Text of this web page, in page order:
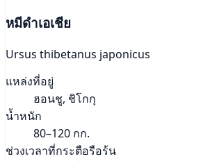
หมีดำเอเชีย
Ursus thibetanus japonicus
แหล่งที่อยู่
ฮอนชู, ชิโกกุ
น้ำหนัก
80–120 กก.
ช่วงเวลาที่กระตือรือร้น